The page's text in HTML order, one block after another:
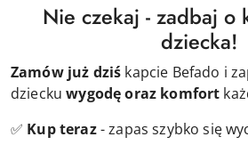
Nie czekaj - zadbaj o
dziecka!
Zamów już dziś kapcie Befado i
dzieckuwygodę oraz komfort
✅ Kup teraz- zapas szybko się